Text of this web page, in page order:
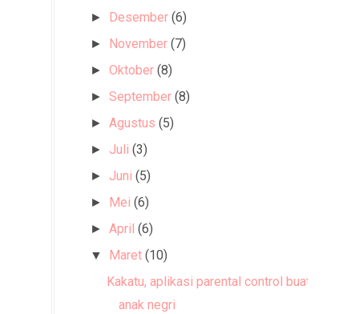
► Desember (6)
► November (7)
►Oktober (8)
►September (8)
►Agustus (5)
► Juli (3)
► Juni (5)
► Mei (6)
►April (6)
▼ Maret (10)
Kakatu, aplikasi parental control buatan
anak negri